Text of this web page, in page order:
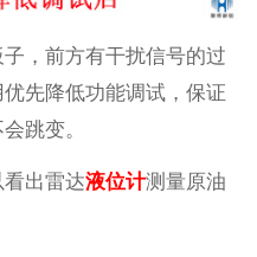
，前方有干扰信号的过
先降低功能调试，保证
跳变。
出雷达液位计测量原油